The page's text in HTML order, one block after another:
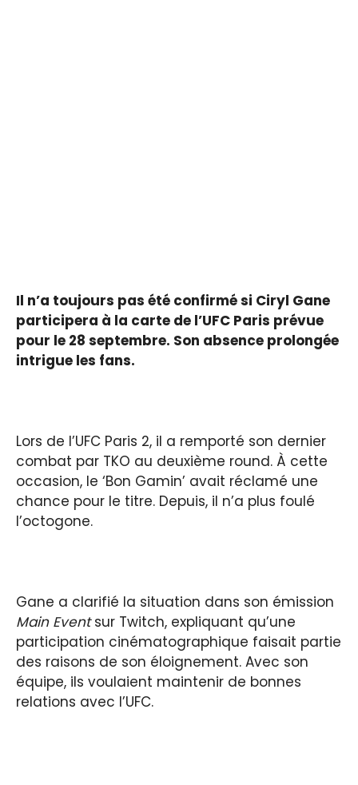
Il n’a toujours pas été confirmé si Ciryl Gane
participera à la carte de l’UFC Paris prévue
pour le 28 septembre. Son absence prolongée
intrigue les fans.
Lors de l’UFC Paris 2, il a remporté son dernier
combat par TKO au deuxième round. À cette
occasion, le ‘Bon Gamin’ avait réclamé une
chance pour le titre. Depuis, il n’a plus foulé
l’octogone.
Gane a clarifié la situation dans son émission
Main Eventsur Twitch, expliquant qu’une
participation cinématographique faisait partie
des raisons de son éloignement. Avec son
équipe, ils voulaient maintenir de bonnes
relations avec l’UFC.